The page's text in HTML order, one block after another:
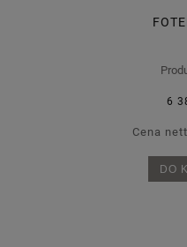
6
Cena
DO